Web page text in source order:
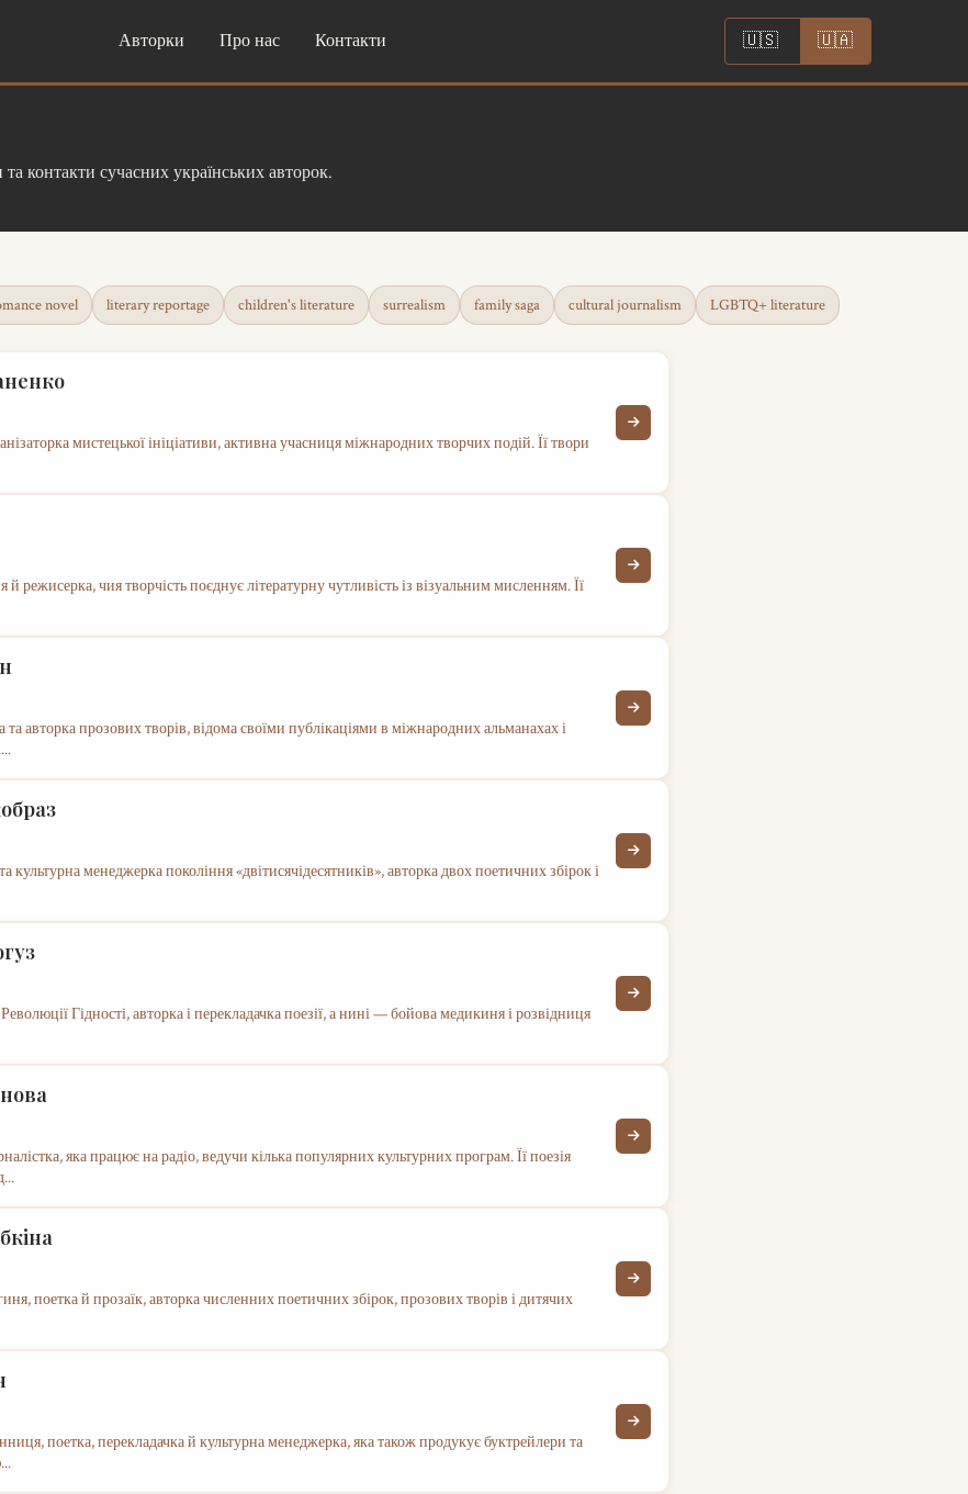
Авторки Про нас Контакти 🇺🇸 🇺🇦
контакти сучасних українських авторок.
novel literary reportage children's literature surrealism family saga cultural journalism LGBTQ+ literature
мистецької ініціативи, активна учасниця міжнародних творчих подій. Її твори
й режисерка, чия творчість поєднує літературну чутливість із візуальним мисленням. Її
та авторка прозових творів, відома своїми публікаціями в міжнародних альманахах і
культурна менеджерка покоління «двітисячідесятників», авторка двох поетичних збірок і
Гідності, авторка і перекладачка поезії, а нині — бойова медикиня і розвідниця
яка працює на радіо, ведучи кілька популярних культурних програм. Її поезія
поетка й прозаїк, авторка численних поетичних збірок, прозових творів і дитячих
поетка, перекладачка й культурна менеджерка, яка також продукує буктрейлери та